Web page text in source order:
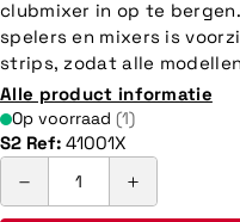
clubmixer in op te
spelers en mixers is
strips, zodat alle
Alle product informatie
Op voorraad (1)
S2 Ref: 41001X